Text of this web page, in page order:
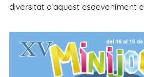
diversitat d’aquest esdeveniment